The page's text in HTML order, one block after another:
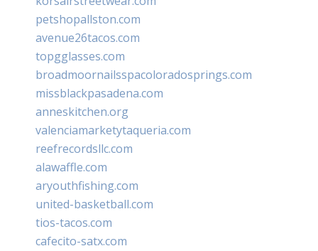
petshopallston.com
avenue26tacos.com
topgglasses.com
broadmoornailsspacoloradosprings.com
missblackpasadena.com
anneskitchen.org
valenciamarketytaqueria.com
reefrecordsllc.com
alawaffle.com
aryouthfishing.com
united-basketball.com
tios-tacos.com
cafecito-satx.com